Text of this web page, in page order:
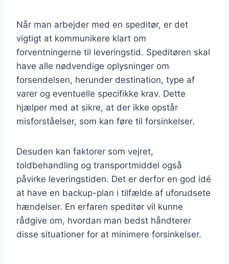
Når man arbejder med en speditør, er det
vigtigt at kommunikere klart om
forventningerne til leveringstid. Speditøren skal
have alle nødvendige oplysninger om
forsendelsen, herunder destination, type af
varer og eventuelle specifikke krav. Dette
hjælper med at sikre, at der ikke opstår
misforståelser, som kan føre til forsinkelser.
Desuden kan faktorer som vejret,
toldbehandling og transportmiddel også
påvirke leveringstiden. Det er derfor en god idé
at have en backup-plan i tilfælde af uforudsete
hændelser. En erfaren speditør vil kunne
rådgive om, hvordan man bedst håndterer
disse situationer for at minimere forsinkelser.